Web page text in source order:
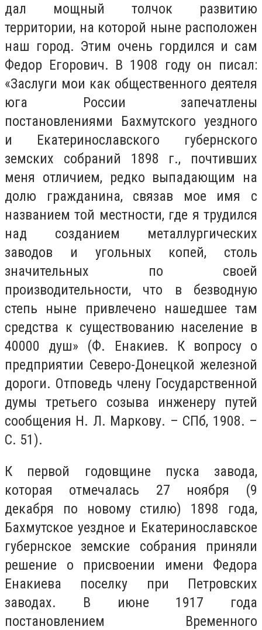
дал мощный толчок развитию
территории, на которой ныне расположен
наш город. Этим очень гордился и сам
Федор Егорович. В 1908 году он писал:
«Заслуги мои как общественного деятеля
юга России запечатлены
постановлениями Бахмутского уездного
и Екатеринославского губернского
земских собраний 1898 г., почтивших
меня отличием, редко выпадающим на
долю гражданина, связав мое имя с
названием той местности, где я трудился
над созданием металлургических
заводов и угольных копей, столь
значительных по своей
производительности, что в безводную
степь ныне привлечено нашедшее там
средства к существованию население в
40000 душ» (Ф. Енакиев. К вопросу о
предприятии Северо-Донецкой железной
дороги. Отповедь члену Государственной
думы третьего созыва инженеру путей
сообщения Н. Л. Маркову. – СПб, 1908. –
С. 51).
К первой годовщине пуска завода,
которая отмечалась 27 ноября (9
декабря по новому стилю) 1898 года,
Бахмутское уездное и Екатеринославское
губернское земские собрания приняли
решение о присвоении имени Федора
Енакиева поселку при Петровских
заводах. В июне 1917 года
постановлением Временного